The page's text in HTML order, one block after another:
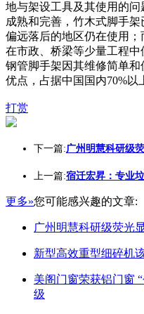
地与架设工具及其使用的
成熟和完善，竹木式脚手
偏远落后的地区仍在使用
在市政、桥梁等少量工程
钢管脚手架因其维修简单
优点，占据中国国内70%以
打赏
下一篇:广州明慧科研级
上一篇:宿迁宏昇：专业
更多»您可能感兴趣的文章:
广州明慧科研级荧光
新型高效重型细碎机
美阁门窗荣获铝门窗
级